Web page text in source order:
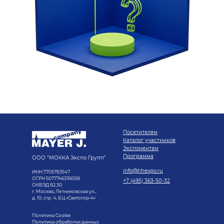
Политика Cookie
Политика обработки данных
ИНН 7705783547
ОГРН 5077746336058
ОКВЭД 82.30
г. Москва, Летниковская ул.,
д. 10, стр. 4, БЦ «Святогор-4»
info@hhexpo.ru
+7 (495) 363-50-32
ООО "МОККА Экспо Групп"
Посетителям
Каталог участников
Программа
Экспонентам